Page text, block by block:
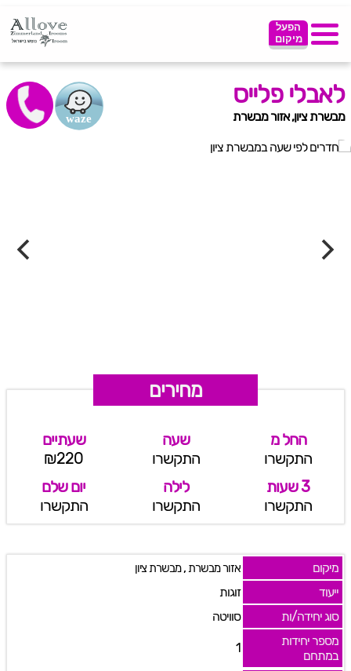
הפעל
מיקום
לאבלי פלייס
מבשרת ציון, אזור מבשרת
מחירים
החל מ
התקשרו
שעה
התקשרו
שעתיים
₪220
3 שעות
התקשרו
לילה
התקשרו
יום שלם
התקשרו
מיקום אזור מבשרת,מבשרת ציון
ייעוד
זוגות
סוג יחידה/ות
סוויטה
מספר יחידות
במתחם
1